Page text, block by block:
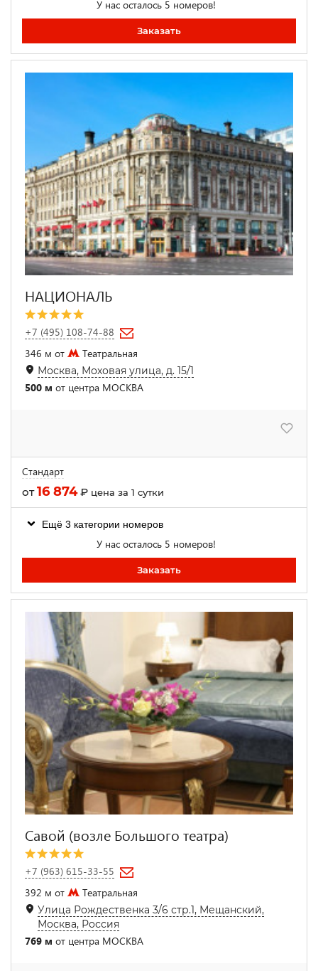
У нас осталось 5 номеров!
Заказать
НАЦИОНАЛЬ
+7 (495) 108-74-88
346 м от
Театральная
Москва, Моховая улица, д. 15/1
500 м от центра МОСКВА
Стандарт
от16 874₽ цена за 1 сутки
Ещё 3 категории номеров
У нас осталось 5 номеров!
Заказать
Савой (возле Большого театра)
+7 (963) 615-33-55
392 м от
Театральная
Улица Рождественка 3/6 стр.1, Мещанский,
Москва, Россия
769 м от центра МОСКВА